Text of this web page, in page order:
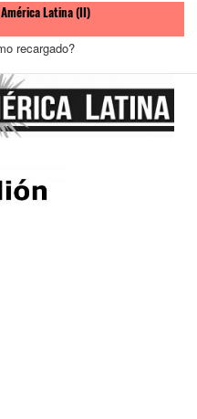
Latina (II)
recargado?